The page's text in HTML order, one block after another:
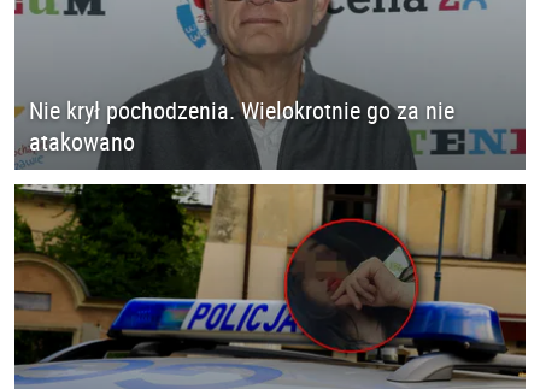
Nie krył pochodzenia. Wielokrotnie go za nie
atakowano